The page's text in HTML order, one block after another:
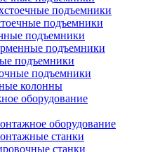
подъемники
подъемники
подъемники
подъемники
подъемники
подъемники
колонны
оборудование
оборудование
станки
станки